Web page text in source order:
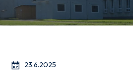
23.6.2025